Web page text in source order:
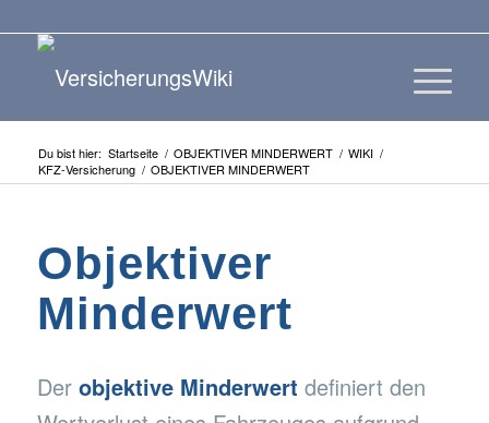
Du bist hier: Startseite / OBJEKTIVER MINDERWERT / WIKI /
KFZ-Versicherung / OBJEKTIVER MINDERWERT
Objektiver
Minderwert
Der objektive Minderwert definiert den